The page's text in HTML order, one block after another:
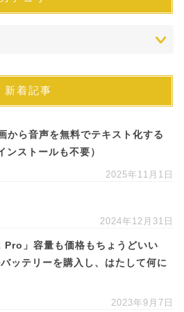
新着記事
から音声を無料でテキスト化する
ンストールも不要）
2025年11月1日
2024年12月31日
」容量も価格もちょうどいい
ッテリーを購入し、はたして何に
2023年9月7日